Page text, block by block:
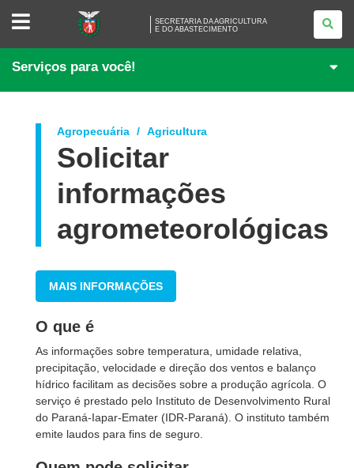
SECRETARIA
AGRICULTURA
<BR
/>E
DO
SECRETARIA DA AGRICULTURA
E DO ABASTECIMENTO
Serviços para você!
Agropecuária Agricultura
Solicitar
informações
agrometeorológicas
MAIS INFORMAÇÕES
O que é
As informações sobre temperatura, umidade relativa,
precipitação, velocidade e direção dos ventos e balanço
hídrico facilitam as decisões sobre a produção agrícola. O
serviço é prestado pelo Instituto de Desenvolvimento Rural
do Paraná-Iapar-Emater (IDR-Paraná). O instituto também
emite laudos para fins de seguro.